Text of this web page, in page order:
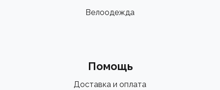
Велоодежда
Помощь
Доставка и оплата